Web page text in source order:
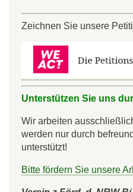
Zeichnen Sie unsere
Unterstützen Sie uns
Wir arbeiten
werden nur durch
unterstützt!
Bitte fördern Sie unsere